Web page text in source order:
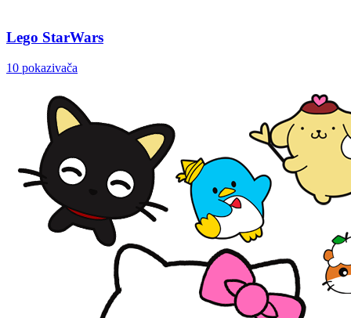
Lego StarWars
10 pokazivača